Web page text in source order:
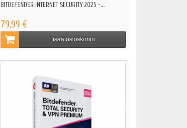
BITDEFENDER INTERNET SECURITY 2025 -...
79,99 €
Lisää ostoskoriin